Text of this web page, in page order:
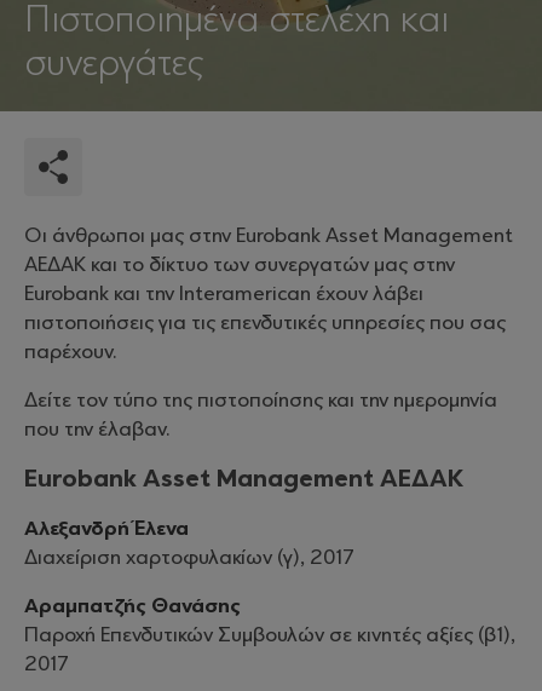
Πιστοποιημένα στελέχη και
συνεργάτες
Οι άνθρωποι μας στην Eurobank Asset Management
ΑΕΔΑΚ και το δίκτυο των συνεργατών μας στην
Eurobank και την Interamerican έχουν λάβει
πιστοποιήσεις για τις επενδυτικές υπηρεσίες που σας
παρέχουν.
Δείτε τον τύπο της πιστοποίησης και την ημερομηνία
που την έλαβαν.
Eurobank Asset Management ΑΕΔΑΚ
Αλεξανδρή Έλενα
Διαχείριση χαρτοφυλακίων (γ), 2017
Αραμπατζής Θανάσης
Παροχή Επενδυτικών Συμβουλών σε κινητές αξίες (β1),
2017